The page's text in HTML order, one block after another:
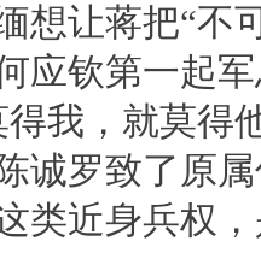
想让蒋把“不
应钦第一起
我，就莫得
诚罗致了原
类近身兵权